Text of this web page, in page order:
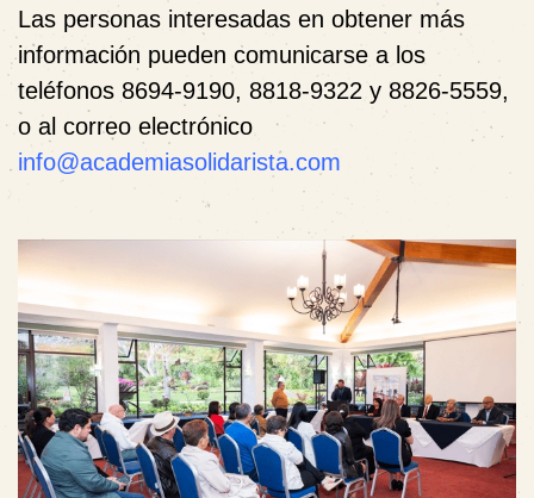
Las personas interesadas en obtener más
información pueden comunicarse a los
teléfonos 8694-9190, 8818-9322 y 8826-5559,
o al correo electrónico
info@academiasolidarista.com